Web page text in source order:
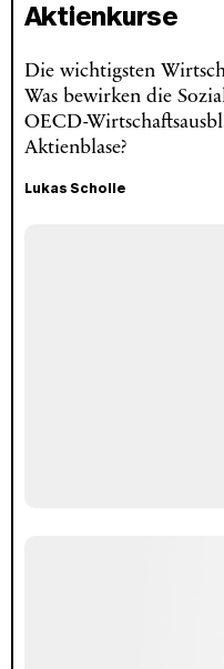
Aktienkurse
Die wichtigsten
Was bewirken die
OECD-
Aktienblase?
Lukas Scholle